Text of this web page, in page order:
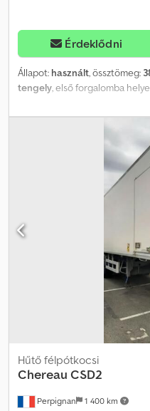
Érdeklődni
Állapot: használt, össztömeg:
tengely, első forgalomba
, CARRIER
HAYON SAF 2,6 m magasság
hosszúság Szállítási határidő
Perpignan 1 400 km
Hűtő félpótkocsi
Chereau CSD2